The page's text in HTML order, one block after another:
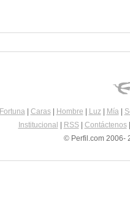
Fortuna| Caras| Hombre Luz| Mía|
Institucional
RSS| Contáctenos
© Perfil.com 2006-